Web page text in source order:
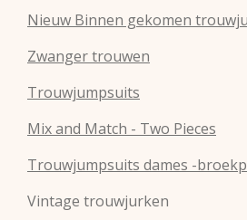
Nieuw Binnen gekomen
Zwanger trouwen
Trouwjumpsuits
Mix and Match - Two Pieces
Trouwjumpsuits dames -
Vintage trouwjurken